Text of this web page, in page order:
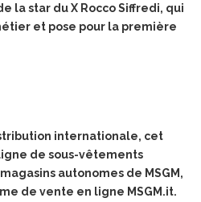
la star du X Rocco Siffredi, qui
et pose pour la première
internationale, cet
de sous-vêtements
autonomes de MSGM,
de vente en ligne MSGM.it.